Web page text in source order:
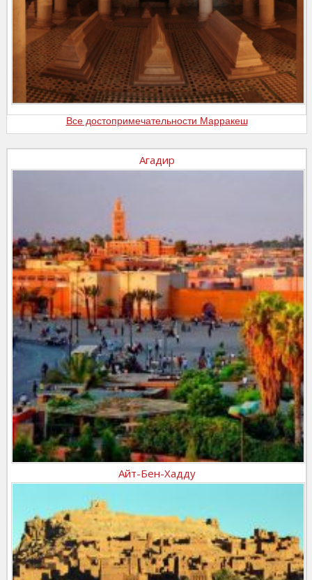
Все достопримечательности Марракеш
Агадир
Айт-Бен-Хадду